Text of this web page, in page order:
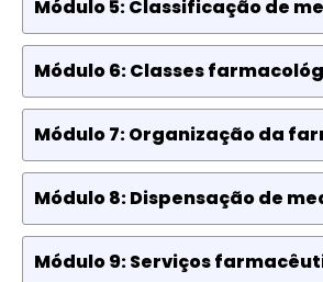
Módulo 5: Classificação de
Módulo 6: Classes
Módulo 7: Organização da
Módulo 8: Dispensação de
Módulo 9: Serviços